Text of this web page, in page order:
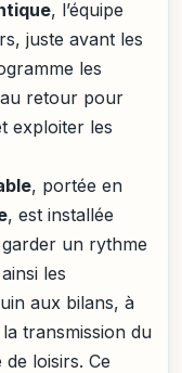
, l’équipe
juste avant les
les
au retour pour
exploiter les
, portée en
, est installée
un rythme
les
aux bilans, à
transmission du
loisirs. Ce